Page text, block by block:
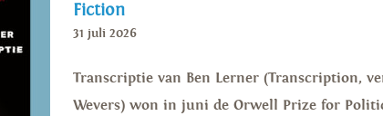
Fiction
31 juli 2026
Transcriptie van Ben Lerner (Transcription,
Wevers) won in juni de Orwell Prize for